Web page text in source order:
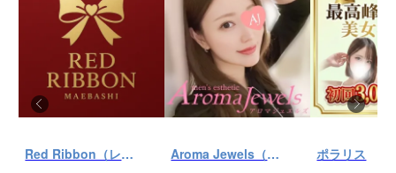
Red Ribbon（レッドリボン）前橋 Aroma Jewels（アロマ ジュエルズ）秋葉原ルーム ポラリス